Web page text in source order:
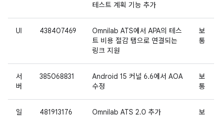
테스트 계획 기능 추가
UI 438407469
Omnilab ATS에서 APA의 테스
트 비용 절감 탭으로 연결되는
링크 지원
보
통
서
버
385068831
Android 15 커널 6.6에서 AOA
수정
보
통
일
481913176 Omnilab ATS 2.0 추가
보